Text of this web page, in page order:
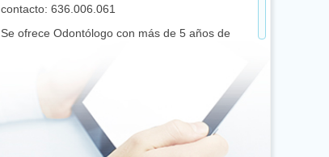
contacto: 636.006.061
Se ofrece Odontólogo con más de 5 años de
Centrado en calidad de tratamiento y atención
al paciente. Jornadas a convenir. email:
oralsurgerymayaon@gmail.com
Vendo Panorámico digital Kodak 8000,
autoclave tipo B Europa B de Tecno-Gaz,